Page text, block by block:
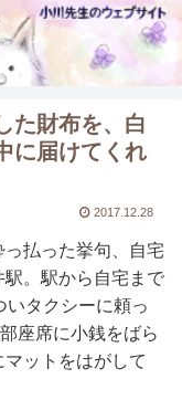
た財布を、白
に届けてくれ
2017.12.28
払った挙句、自宅
。駅から自宅まで
いタクシーに頼っ
座席に小銭をばら
ットをはがして